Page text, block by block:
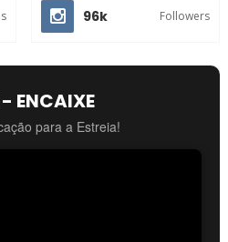
96k Followers
- ENCAIXE
para a Estreia!